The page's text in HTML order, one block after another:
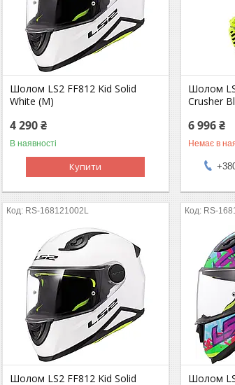
Шолом LS2 FF812 Kid Solid
White (M)
4 290 ₴
В наявності
Купити
Шолом
Crusher
6 996 ₴
Немає в
RS-168121002L
Шолом LS2 FF812 Kid Solid
RS-
Шолом